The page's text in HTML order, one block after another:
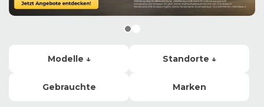
Modelle ↓ Standorte ↓
Gebrauchte Marken